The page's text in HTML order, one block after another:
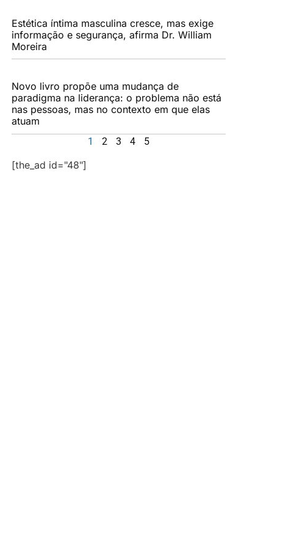
Estética íntima masculina cresce, mas exige
informação e segurança, afirma Dr. William
Moreira
Novo livro propõe uma mudança de
paradigma na liderança: o problema não está
nas pessoas, mas no contexto em que elas
atuam
1 2 3 4 5
[the_ad id="48"]